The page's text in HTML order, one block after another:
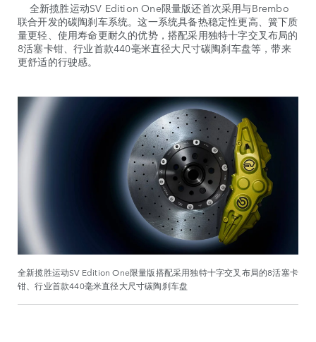
全新揽胜运动SV Edition One限量版还首次采用与Brembo
联合开发的碳陶刹车系统。这一系统具备热稳定性更高、簧下质
量更轻、使用寿命更耐久的优势，搭配采用独特十字交叉布局的
8活塞卡钳、行业首款440毫米直径大尺寸碳陶刹车盘等，带来
更舒适的行驶感。
全新揽胜运动SV Edition One限量版搭配采用独特十字交叉布局的8活塞卡
钳、行业首款440毫米直径大尺寸碳陶刹车盘